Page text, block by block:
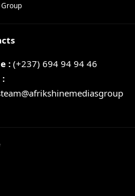
:(+237) 694 94 94 46
: